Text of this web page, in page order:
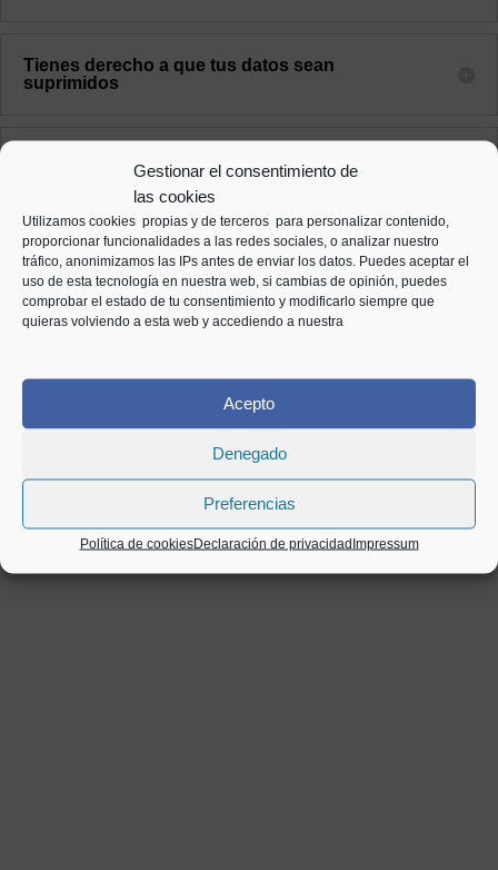
Gestionar el consentimiento de
las cookies
Utilizamos cookies propias y de terceros para personalizar contenido,
proporcionar funcionalidades a las redes sociales, o analizar nuestro
tráfico, anonimizamos las IPs antes de enviar los datos. Puedes aceptar el
uso de esta tecnología en nuestra web, si cambias de opinión, puedes
comprobar el estado de tu consentimiento y modificarlo siempre que
quieras volviendo a esta web y accediendo a nuestra
Acepto
Denegado
Preferencias
Política de cookiesDeclaración de privacidadImpressum
Tienes derecho a que tus datos sean
suprimidos